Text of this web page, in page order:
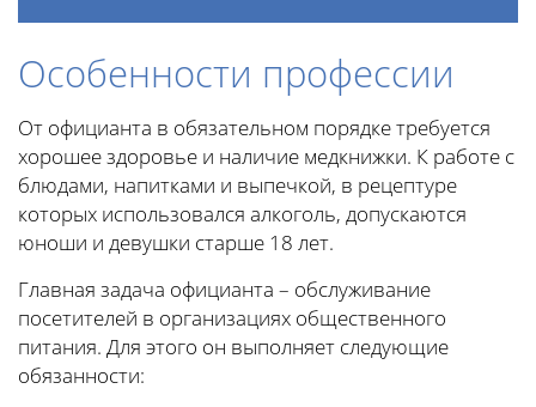
Особенности профессии
От официанта в обязательном порядке требуется
хорошее здоровье и наличие медкнижки. К работе с
блюдами, напитками и выпечкой, в рецептуре
которых использовался алкоголь, допускаются
юноши и девушки старше 18 лет.
Главная задача официанта – обслуживание
посетителей в организациях общественного
питания. Для этого он выполняет следующие
обязанности: